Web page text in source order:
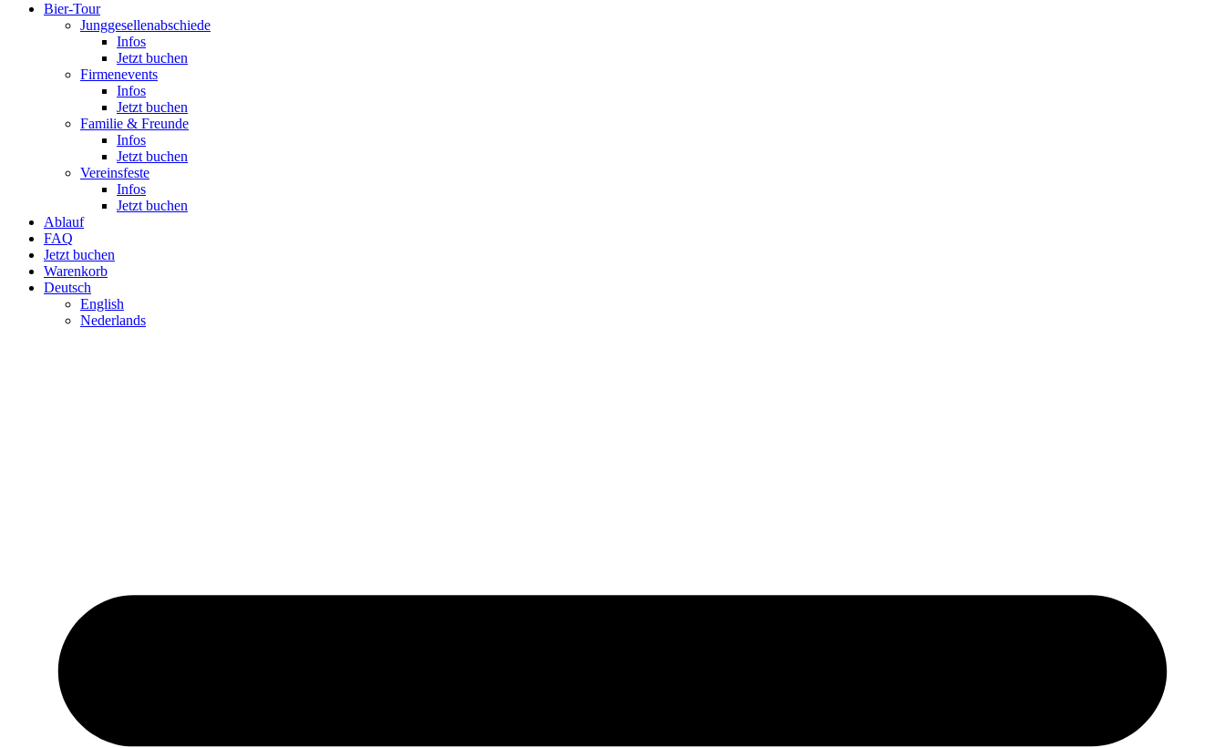
Bier-Tour
Jung­ge­sel­len­ab­schiede
Infos
Jetzt buchen
Fir­men­events
Infos
Jetzt buchen
Familie & Freunde
Infos
Jetzt buchen
Ver­eins­feste
Infos
Jetzt buchen
Ablauf
FAQ
Jetzt buchen
Warenkorb
Deutsch
English
Neder­lands